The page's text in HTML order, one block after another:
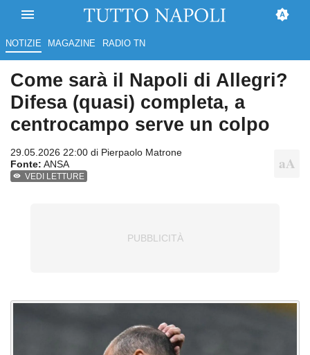
NOTIZIE MAGAZINE RADIO TN
Come sarà il Napoli di Allegri?
Difesa (quasi) completa, a
centrocampo serve un colpo
29.05.2026 22:00 di Pierpaolo Matrone
Fonte: ANSA
VEDI LETTURE